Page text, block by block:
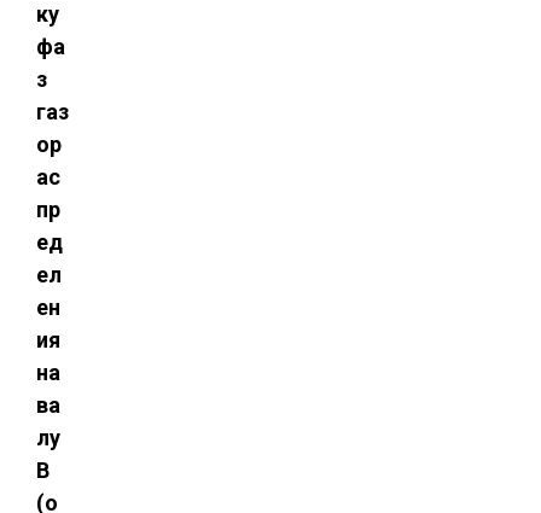
ку
фа
з
газ
ор
ас
пр
ед
ел
ен
ия
на
ва
лу
B
(о